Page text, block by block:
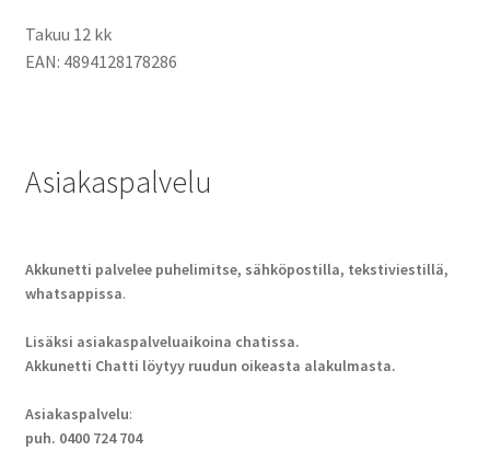
Takuu 12 kk
EAN: 4894128178286
Asiakaspalvelu
Akkunetti palvelee puhelimitse, sähköpostilla, tekstiviestillä,
whatsappissa.
Lisäksi asiakaspalveluaikoina chatissa.
Akkunetti Chatti löytyy ruudun oikeasta alakulmasta.
Asiakaspalvelu:
puh. 0400 724 704